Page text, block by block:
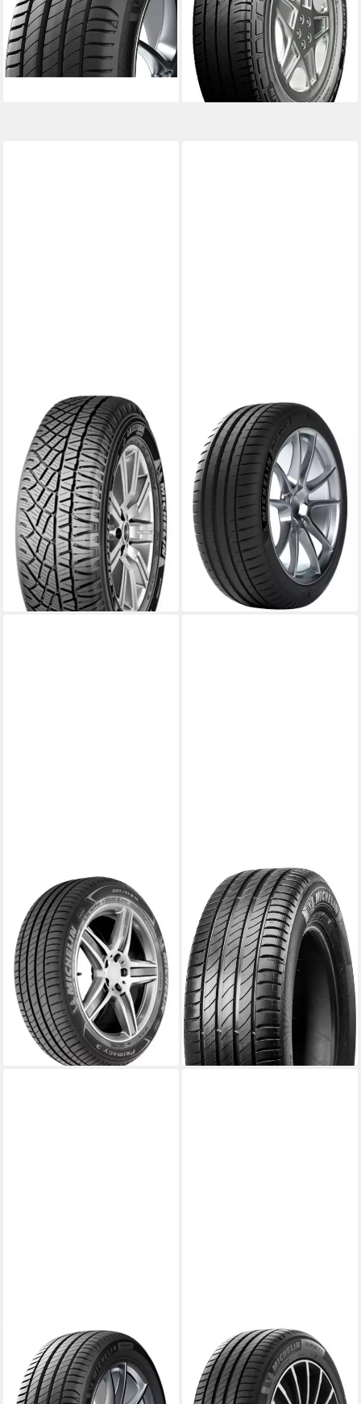
Produktdatenblatt
Nasshaftung
Produktdatenblatt
ab 162,99 €
lieferbar - in 4-5 Werktagen bei dir
Produktdatenblatt
Nasshaftung
Produktdatenblatt
ab 309,00 € UVP 328,99 €
-6%
lieferbar - in 4-5 Werktagen bei dir
MICHELIN
Sommerreifen LATITUDE
CROSS M+S, in
verschiedenen Ausführungen
erhältlich
Kraftstoffeffizienz
Produktdatenblatt
Nasshaftung
Produktdatenblatt
ab 234,99 € UVP 248,99 €
-6%
lieferbar - in 4-5 Werktagen bei dir
MICHELIN
Sommerreifen PILOT SPORT
4, in verschiedenen
Ausführungen erhältlich
Kraftstoffeffizienz
Produktdatenblatt
Nasshaftung
Produktdatenblatt
ab 234,99 € UVP 248,99 €
-6%
lieferbar - in 4-5 Werktagen bei dir
MICHELIN
Sommerreifen PRIMACY 3, in
verschiedenen Ausführungen
erhältlich
Kraftstoffeffizienz
Produktdatenblatt
Nasshaftung
Produktdatenblatt
ab 174,99 €
lieferbar - in 4-5 Werktagen bei dir
MICHELIN
Michelin Sommerreifen
MICHELIN, in verschiedenen
Ausführungen erhältlich
Kraftstoffeffizienz
Produktdatenblatt
Nasshaftung
Produktdatenblatt
229,99 € UVP244,99 €
-6%
lieferbar - in 4-5 Werktagen bei dir
MICHELIN
Sommerreifen PRIMACY 4, in
verschiedenen Ausführungen
erhältlich
MICHELIN
Sommerreifen PRIMACY 4
PLUS, in verschiedenen
Ausführungen erhältlich